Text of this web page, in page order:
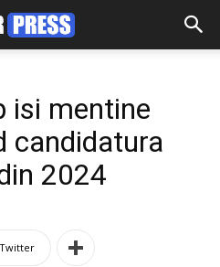
isi mentine
candidatura
2024
Twitter